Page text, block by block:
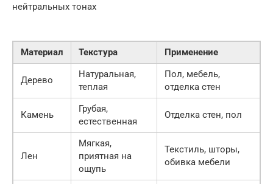
нейтральных тонах
Материал Текстура Применение
Дерево
Натуральная,
теплая
Пол, мебель,
отделка стен
Камень
Грубая,
естественная
Отделка стен, пол
Лен
Мягкая,
приятная на
ощупь
Текстиль, шторы,
обивка мебели